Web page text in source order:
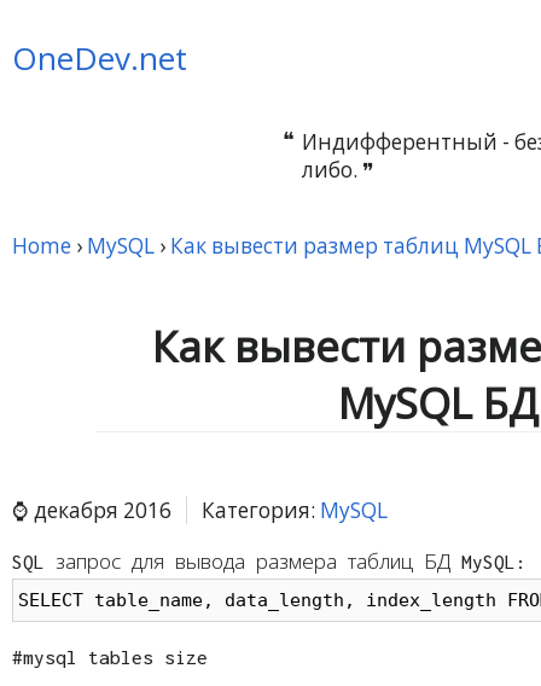
OneDev.net
Индифферентный -
либо.
Home › MySQL › Как вывести размер таблиц MySQL
Как вывести
MySQL БД
декабря 2016 Категория: MySQL
SQL запрос для вывода размера таблиц БД MySQL:
SELECT table_name, data_length, index_length
#mysql tables size